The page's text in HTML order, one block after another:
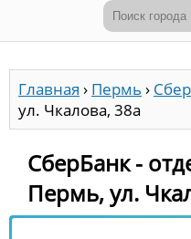
Главная › Пермь ›
ул. Чкалова, 38а
СберБанк -
Пермь, ул.